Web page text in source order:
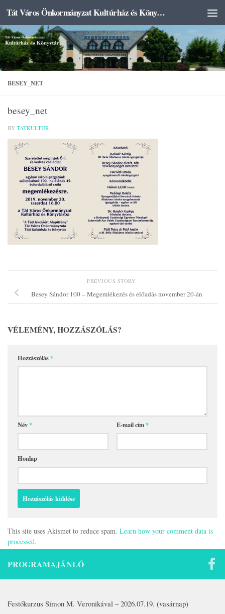
Skip to content Tát Város Önkormányzat Kultúrház és Könyvtár
BESEY_NET
besey_net
BY TATKULTUR
PREVIOUS STORY
Besey Sándor 100 – Megemlékezés és előadás november 20-án
VÉLEMÉNY, HOZZÁSZÓLÁS?
Hozzászólás*
Név* E-mail cím*
Honlap
This site uses Akismet to reduce spam. Learn how your comment data is
processed.
PROGRAMAJÁNLÓ
Festőkurzus Simon M. Veronikával – 2026.07.19. (vasárnap)